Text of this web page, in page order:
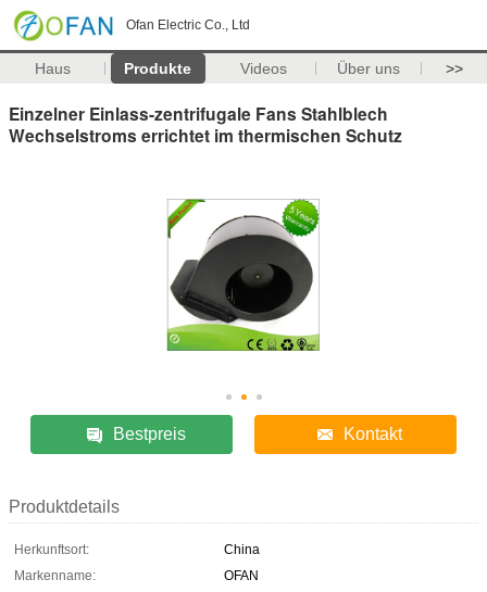
Ofan Electric Co., Ltd
Haus Produkte Videos Über uns >>
Einzelner Einlass-zentrifugale Fans Stahlblech
Wechselstroms errichtet im thermischen Schutz
Bestpreis Kontakt
Produktdetails
Herkunftsort:
China
Markenname:
OFAN